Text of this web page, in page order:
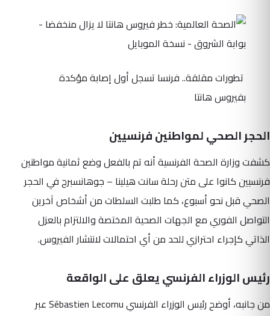
تطورات مقلقة.. فرنسا تسجل أول إصابة مؤكدة
بفيروس هانتا
الحجر الصحي لمواطنين فرنسيين
كشفت وزارة الصحة الفرنسية أنه تم بالفعل وضع ثمانية مواطنين
فرنسيين كانوا على متن رحلة سانت هيلينا – جوهانسبرج في الحجر
الصحي قبل نحو أسبوع، كما طلبت السلطات من أشخاص آخرين
التواصل الفوري مع الجهات الصحية المختصة والالتزام بالعزل
الذاتي كإجراء احترازي للحد من أي احتمالات لانتشار الفيروس.
رئيس الوزراء الفرنسي يعلق على الواقعة
من جانبه، أوضح رئيس الوزراء الفرنسي Sébastien Lecornu عبر